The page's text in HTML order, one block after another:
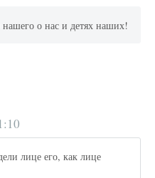
о нас и детях наших!
лице его, как лице